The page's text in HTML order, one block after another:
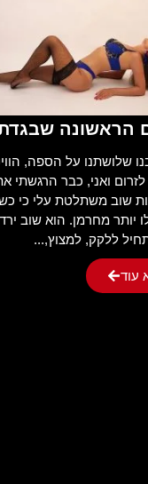
הראשונה
שלושתנו על הספה,
ואני, כבר הרגשתי
שוב משתלטת עלי כי
יותר מחרמן. הוא שוב
ללקק, למצוץ,...
עוד